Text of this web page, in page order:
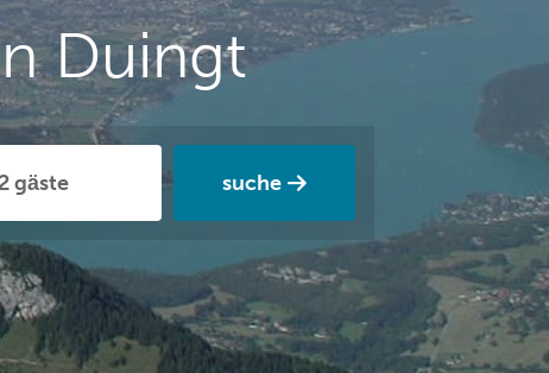
Duingt
suche